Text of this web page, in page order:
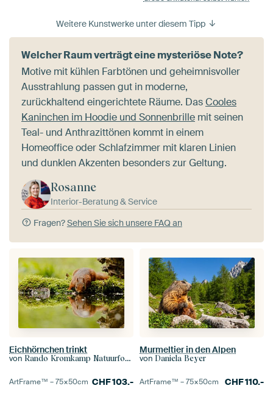
Weitere Kunstwerke unter diesem Tipp
Welcher Raum verträgt eine mysteriöse Note?
Motive mit kühlen Farbtönen und geheimnisvoller
Ausstrahlung passen gut in moderne,
zurückhaltend eingerichtete Räume. DasCooles
Kaninchen im Hoodie und Sonnenbrille mit seinen
Teal- und Anthrazittönen kommt in einem
Homeoffice oder Schlafzimmer mit klaren Linien
und dunklen Akzenten besonders zur Geltung.
Rosanne
Interior-Beratung & Service
Fragen?Sehen Sie sich unsere FAQ an
Eichhörnchen trinkt
von Rando Kromkamp Natuurfotograaf
ArtFrame™ –75×50cm CHF103.-
Murmeltier in den Alpen
von Daniela Beyer
ArtFrame™ –75×50cm CHF110.-